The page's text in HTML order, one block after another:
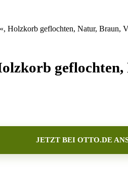
Holzkorb geflochten, Natur, Braun,
JETZT BEI OTTO.DE